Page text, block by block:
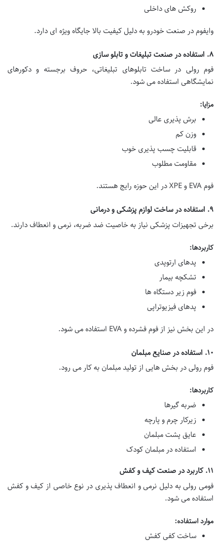
روکش های داخلی
وایفوم در صنعت خودرو به دلیل کیفیت بالا جایگاه ویژه ای دارد.
۸. استفاده در صنعت تبلیغات و تابلو سازی
فوم رولی در ساخت تابلوهای تبلیغاتی، حروف برجسته و دکورهای
نمایشگاهی استفاده می شود.
مزایا:
برش پذیری عالی
وزن کم
قابلیت چسب پذیری خوب
مقاومت مطلوب
فوم EVA و XPE در این حوزه رایج هستند.
۹. استفاده در ساخت لوازم پزشکی و درمانی
برخی تجهیزات پزشکی نیاز به خاصیت ضد ضربه، نرمی و انعطاف دارند.
کاربردها:
پدهای ارتوپدی
تشکچه بیمار
فوم زیر دستگاه ها
پدهای فیزیوتراپی
در این بخش نیز از فوم فشرده و EVA استفاده می شود.
۱۰. استفاده در صنایع مبلمان
فوم رولی در بخش هایی از تولید مبلمان به کار می رود.
کاربردها:
ضربه گیرها
زیرکار چرم و پارچه
عایق پشت مبلمان
استفاده در مبلمان کودک
۱۱. کاربرد در صنعت کیف و کفش
فومی رولی به دلیل نرمی و انعطاف پذیری در نوع خاصی از کیف و کفش
استفاده می شود.
موارد استفاده:
ساخت کفی کفش